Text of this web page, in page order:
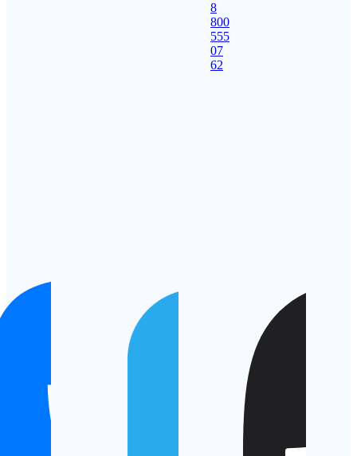
8
800
555
07
62